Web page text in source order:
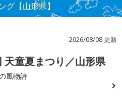
グ【山形県】
2026/08/08 更新
天童夏まつり／山形県
風物詩